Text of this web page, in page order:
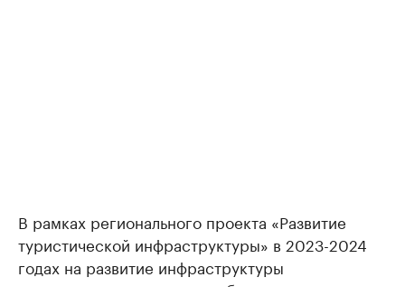
В рамках регионального проекта «Развитие
туристической инфраструктуры» в 2023-2024
годах на развитие инфраструктуры